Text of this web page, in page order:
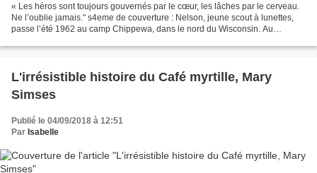
« Les héros sont toujours gouvernés par le cœur, les lâches par le cerveau.
Ne l’oublie jamais." s4eme de couverture : Nelson, jeune scout à lunettes,
passe l’été 1962 au camp Chippewa, dans le nord du Wisconsin. Au
L'irrésistible histoire du Café myrtille, Mary
Simses
Publié le 04/09/2018 à 12:51
Par Isabelle